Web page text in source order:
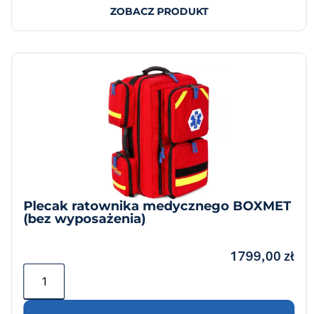
ZOBACZ PRODUKT
Plecak ratownika medycznego BOXMET
(bez wyposażenia)
1799,00 zł